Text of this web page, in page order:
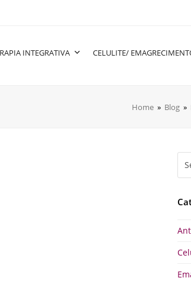
INTEGRATIVA CELULITE/
Home » Blog »